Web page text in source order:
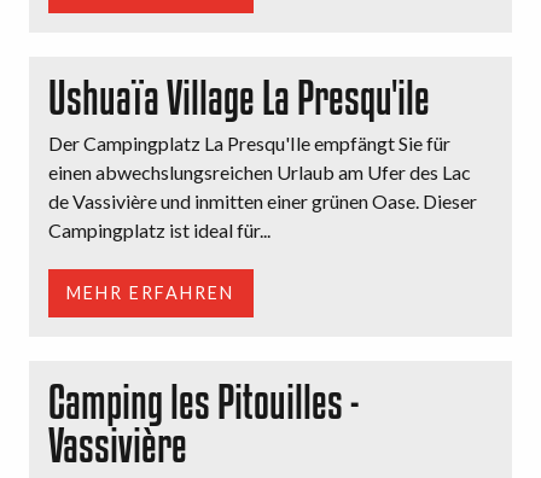
Ushuaïa Village La Presqu'ile
Der Campingplatz La Presqu'Ile empfängt Sie für
einen abwechslungsreichen Urlaub am Ufer des Lac
de Vassivière und inmitten einer grünen Oase. Dieser
Campingplatz ist ideal für...
MEHR ERFAHREN
Camping les Pitouilles -
Vassivière